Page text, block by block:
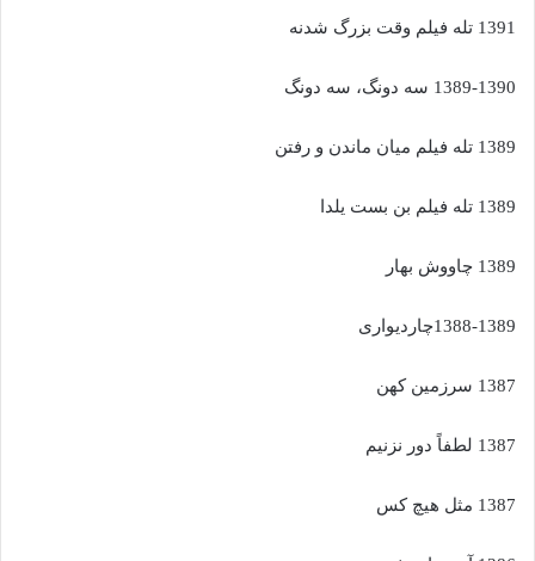
1391 تله فیلم وقت بزرگ شدنه
1389-1390 سه دونگ، سه دونگ
1389 تله فیلم میان ماندن و رفتن
1389 تله فیلم بن بست یلدا
1389 چاووش بهار
1388-1389چاردیواری
1387 سرزمین کهن
1387 لطفاً دور نزنیم
1387 مثل هیچ کس